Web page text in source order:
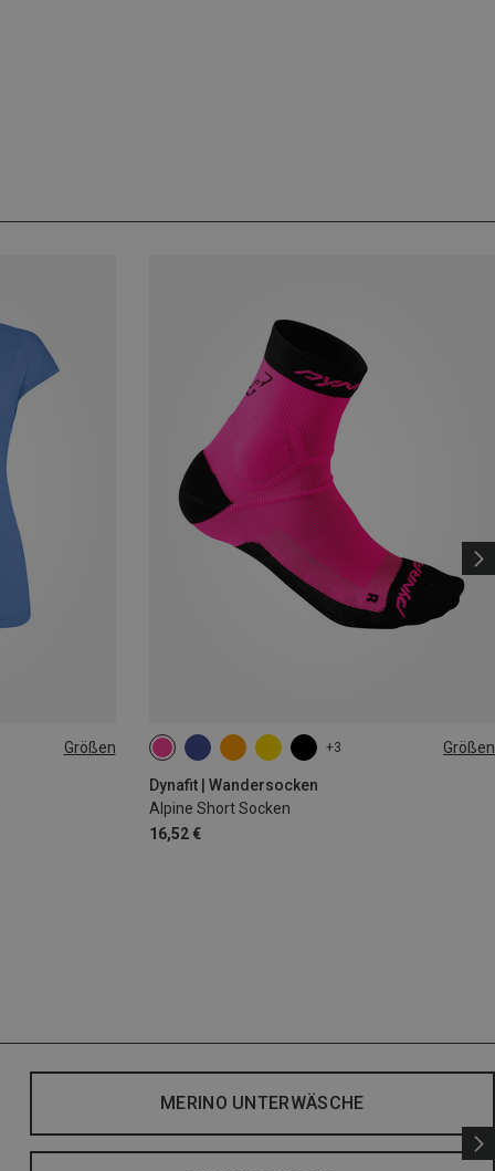
Größen +3 Größen
Dynafit | Wandersocken
Alpine Short Socken
16,52 €
35|36|37|38 39|40|41|42
MERINO UNTERWÄSCHE